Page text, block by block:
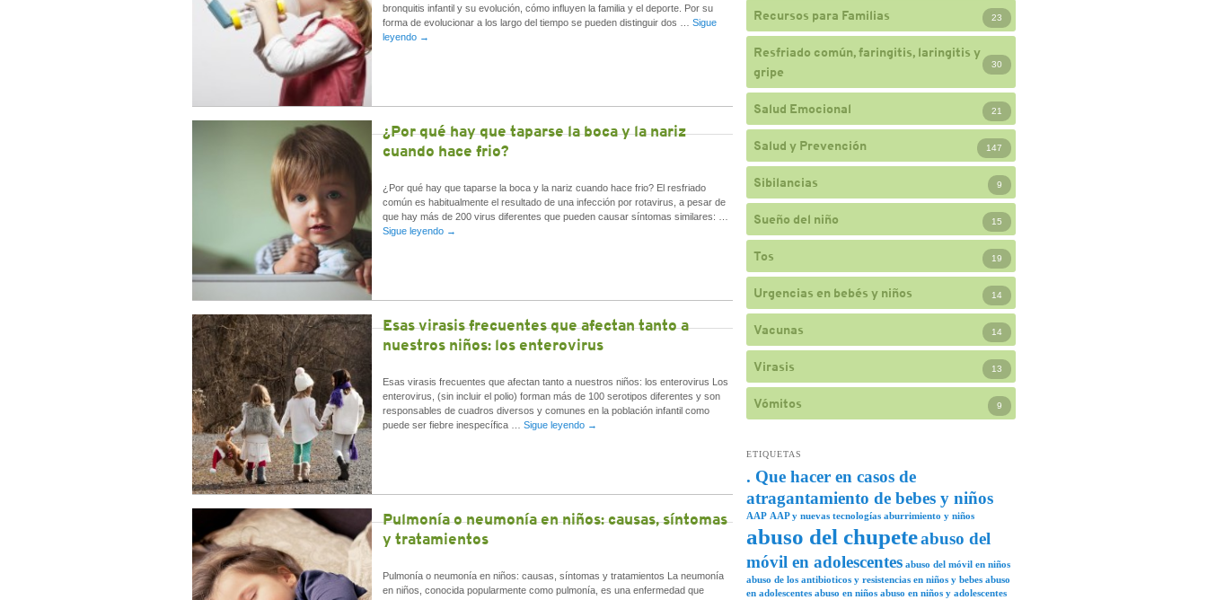
bronquitis infantil y su evolución, cómo influyen la familia y el deporte. Por su
forma de evolucionar a los largo del tiempo se pueden distinguir dos … Sigue
leyendo →
¿Por qué hay que taparse la boca y la nariz
cuando hace frio?
¿Por qué hay que taparse la boca y la nariz cuando hace frio? El resfriado
común es habitualmente el resultado de una infección por rotavirus, a pesar de
que hay más de 200 virus diferentes que pueden causar síntomas similares: …
Sigue leyendo →
Esas virasis frecuentes que afectan tanto a
nuestros niños: los enterovirus
Esas virasis frecuentes que afectan tanto a nuestros niños: los enterovirus Los
enterovirus, (sin incluir el polio) forman más de 100 serotipos diferentes y son
responsables de cuadros diversos y comunes en la población infantil como
puede ser fiebre inespecífica … Sigue leyendo →
Pulmonía o neumonía en niños: causas, síntomas
y tratamientos
Pulmonía o neumonía en niños: causas, síntomas y tratamientos La neumonía
en niños, conocida popularmente como pulmonía, es una enfermedad que
Recursos para Familias 23
Resfriado común, faringitis, laringitis y
gripe
30
Salud Emocional 21
Salud y Prevención 147
Sibilancias 9
Sueño del niño 15
Tos 19
Urgencias en bebés y niños 14
Vacunas 14
Virasis 13
Vómitos 9
ETIQUETAS
. Que hacer en casos de
atragantamiento de bebes y niños
AAP AAP y nuevas tecnologías aburrimiento y niños
abuso del chupeteabuso del
móvil en adolescentes abuso del móvil en niños
abuso de los antibioticos y resistencias en niños y bebes abuso
en adolescentes abuso en niños abuso en niños y adolescentes